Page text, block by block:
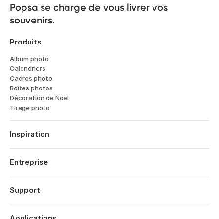
Popsa se charge de vous livrer vos
souvenirs.
Produits
Album photo
Calendriers
Cadres photo
Boîtes photos
Décoration de Noël
Tirage photo
Inspiration
Voyages
Mariages
Dates Anniversaires
Entreprise
À propos
Fonctionnalités
Support
Se connecter
Historique des commandes